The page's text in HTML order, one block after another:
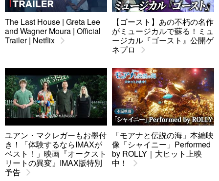
The Last House | Greta Lee
and Wagner Moura | Official
Trailer | Netflix
【ゴースト】あの不朽の名作
がミュージカルで蘇る！ミュ
ージカル『ゴースト』公開ゲ
ネプロ
ユアン・マクレガーもお墨付
き！「体験するならIMAXが
ベスト！」映画『オークスト
リートの異変』IMAX版特別
予告
「モアナと伝説の海」本編映
像「シャイニー」Performed
by ROLLY｜大ヒット上映
中！